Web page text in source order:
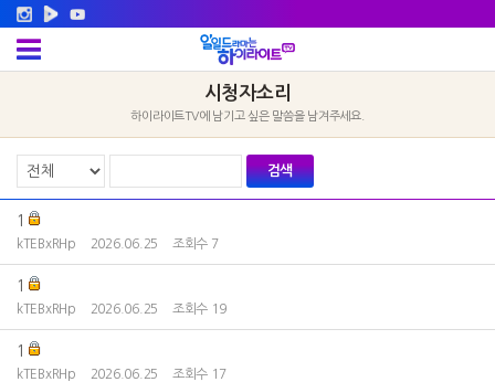
시청자소리
하이라이트TV에 남기고 싶은 말씀을 남겨주세요.
검색
1
kTEBxRHp 2026.06.25 조회수 7
1
kTEBxRHp 2026.06.25 조회수 19
1
kTEBxRHp 2026.06.25 조회수 17